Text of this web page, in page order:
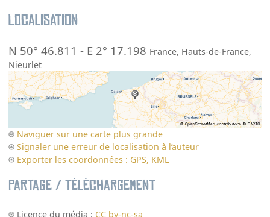
Localisation
N 50° 46.811 - E 2° 17.198 France, Hauts-de-France,
Nieurlet
Naviguer sur une carte plus grande
Signaler une erreur de localisation à l’auteur
Exporter les coordonnées : GPS, KML
Partage / Téléchargement
Licence du média : CC by-nc-sa